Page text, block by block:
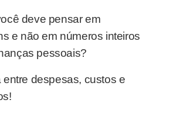
deve pensar em
e não em números inteiros
pessoais?
entre despesas, custos e